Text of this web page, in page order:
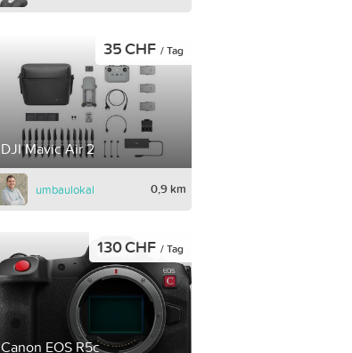
DJI Mavic Air 2
35 CHF / Tag
umbaulokal 0,9 km
Canon EOS R5c
130 CHF / Tag